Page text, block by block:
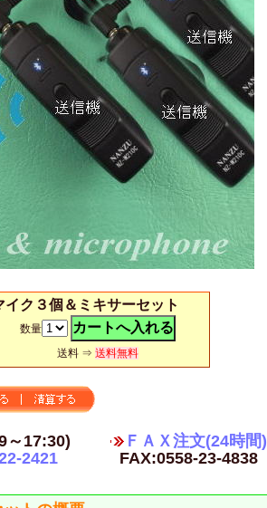
ク３個＆ミキサーセット
数量
送料 ⇒ 送料無料
ＦＡＸ注文(24時間)
FAX:0558-23-4838
～17:30)
2421